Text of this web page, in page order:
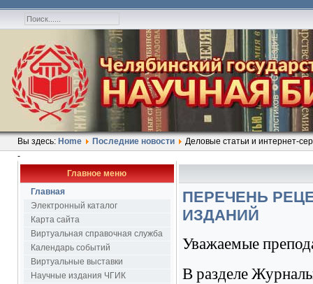
Вы здесь: Home Последние новости
Деловые статьи и интернет-
-
Главное меню
Главная
Электронный каталог
Карта сайта
Виртуальная справочная служба
Календарь событий
Виртуальные выставки
Научные издания ЧГИК
ПЕРЕЧЕНЬ
ИЗДАНИЙ
Уважаемые
В разделе